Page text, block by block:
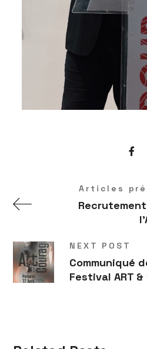
Articles
NEXT POST
Communiqué
Festival ART &